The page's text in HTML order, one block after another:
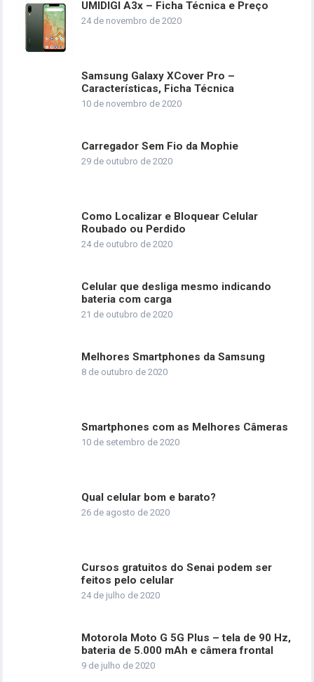
UMIDIGI A3x – Ficha Técnica e Preço
24 de novembro de 2020
Samsung Galaxy XCover Pro –
Características, Ficha Técnica
10 de novembro de 2020
Carregador Sem Fio da Mophie
29 de outubro de 2020
Como Localizar e Bloquear Celular
Roubado ou Perdido
24 de outubro de 2020
Celular que desliga mesmo indicando
bateria com carga
21 de outubro de 2020
Melhores Smartphones da Samsung
8 de outubro de 2020
Smartphones com as Melhores Câmeras
10 de setembro de 2020
Qual celular bom e barato?
26 de agosto de 2020
Cursos gratuitos do Senai podem ser
feitos pelo celular
24 de julho de 2020
Motorola Moto G 5G Plus – tela de 90 Hz,
bateria de 5.000 mAh e câmera frontal
9 de julho de 2020